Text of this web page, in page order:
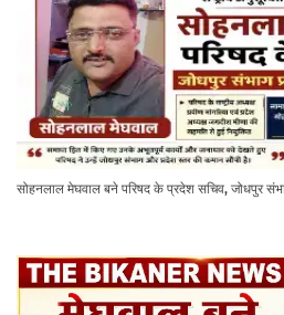
सोहनलाल मेघवाल बने परिषद के प्रदेश सचिव, जोधपुर संभाग